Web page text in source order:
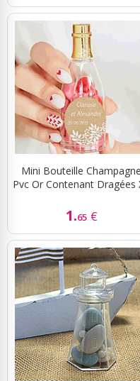
Mini Bouteille Champagne
Pvc Or Contenant Dragées
1.65 €